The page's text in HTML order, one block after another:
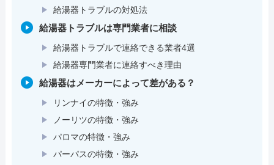
給湯器トラブルの対処法
給湯器トラブルは専門業者に相談
給湯器トラブルで連絡できる業者4選
給湯器専門業者に連絡すべき理由
給湯器はメーカーによって差がある？
リンナイの特徴・強み
ノーリツの特徴・強み
パロマの特徴・強み
パーパスの特徴・強み